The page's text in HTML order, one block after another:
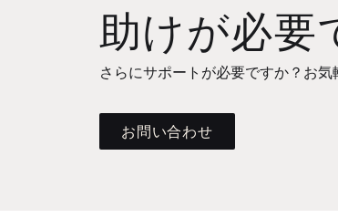
助けが必要
さらにサポートが必要ですか？お気
お問い合わせ